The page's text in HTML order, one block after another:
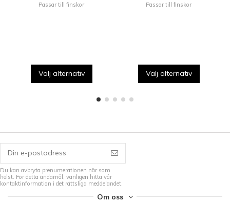
Passar till finskor
Välj alternativ
Passar till finskor
Välj alternativ
Du kan avbryta prenumerationen när som
helst. För detta ändamål, vänligen hitta vår
kontaktinformation i det rättsliga meddelandet.
Om oss